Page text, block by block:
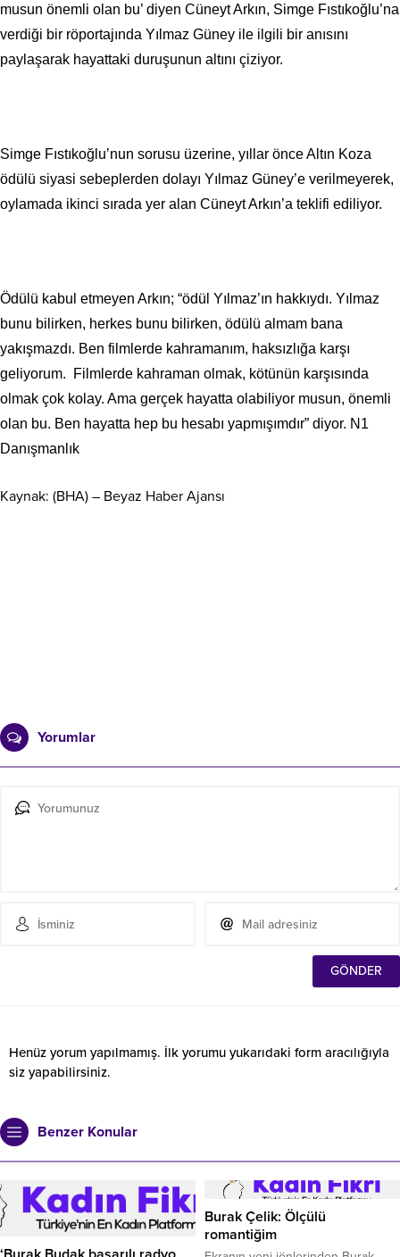
musun önemli olan bu’ diyen Cüneyt Arkın, Simge Fıstıkoğlu’na
verdiği bir röportajında Yılmaz Güney ile ilgili bir anısını
paylaşarak hayattaki duruşunun altını çiziyor.
Simge Fıstıkoğlu’nun sorusu üzerine, yıllar önce Altın Koza
ödülü siyasi sebeplerden dolayı Yılmaz Güney’e verilmeyerek,
oylamada ikinci sırada yer alan Cüneyt Arkın’a teklifi ediliyor.
Ödülü kabul etmeyen Arkın; “ödül Yılmaz’ın hakkıydı. Yılmaz
bunu bilirken, herkes bunu bilirken, ödülü almam bana
yakışmazdı. Ben filmlerde kahramanım, haksızlığa karşı
geliyorum. Filmlerde kahraman olmak, kötünün karşısında
olmak çok kolay. Ama gerçek hayatta olabiliyor musun, önemli
olan bu. Ben hayatta hep bu hesabı yapmışımdır” diyor. N1
Danışmanlık
Kaynak: (BHA) – Beyaz Haber Ajansı
Yorumlar
Henüz yorum yapılmamış. İlk yorumu yukarıdaki form aracılığıyla
siz yapabilirsiniz.
Benzer Konular
Burak Çelik: Ölçülü
romantiğim